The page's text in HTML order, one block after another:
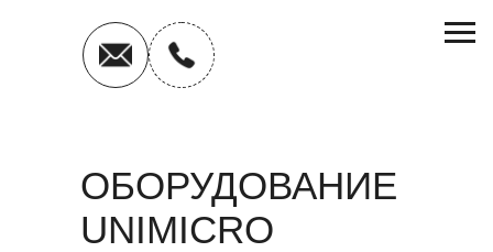
ОБОРУДОВАНИЕ
UNIMICRO